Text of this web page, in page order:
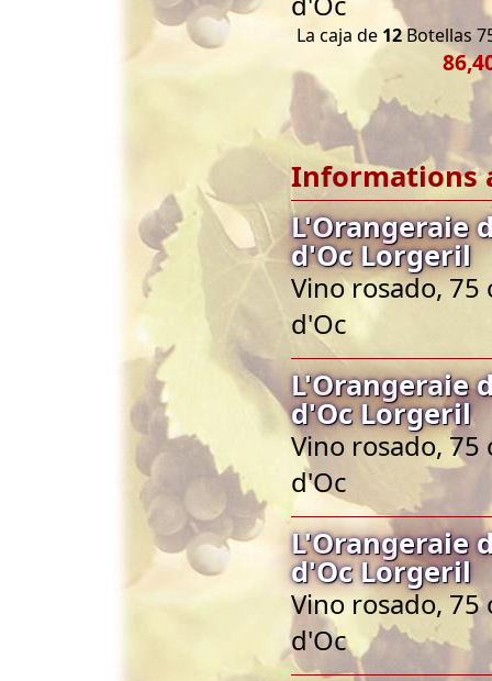
La caja de 12Botellas
Informations
L'Orangeraie
d'Oc Lorgeril
Vino rosado, 75
d'Oc
L'Orangeraie
d'Oc Lorgeril
Vino rosado, 75
d'Oc
L'Orangeraie
d'Oc Lorgeril
Vino rosado, 75
d'Oc